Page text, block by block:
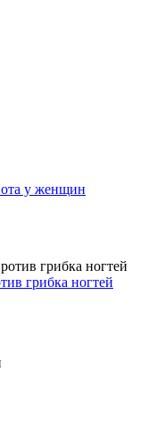
у женщин
грибка ногтей